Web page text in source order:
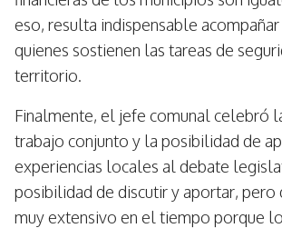
eso, resulta indispensable
quienes sostienen las tareas de
territorio.
Finalmente, el jefe comunal celebró
trabajo conjunto y la posibilidad de
experiencias locales al debate
posibilidad de discutir y aportar, pero
muy extensivo en el tiempo porque